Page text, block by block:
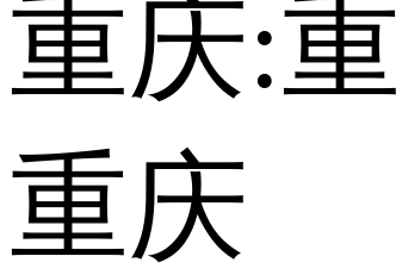
重庆:
重庆